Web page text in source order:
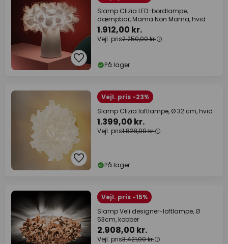
Slamp Clizia LED-bordlampe,
dæmpbar, Mama Non Mama, hvid
1.912,00 kr.
Vejl. pris2.250,00 kr.
På lager
Vejl. pris -23%
Slamp Clizia loftlampe, Ø 32 cm, hvid
1.399,00 kr.
Vejl. pris1.828,00 kr.
På lager
Vejl. pris -15%
Slamp Veli designer-loftlampe, Ø
53cm, kobber
2.908,00 kr.
Vejl. pris3.421,00 kr.